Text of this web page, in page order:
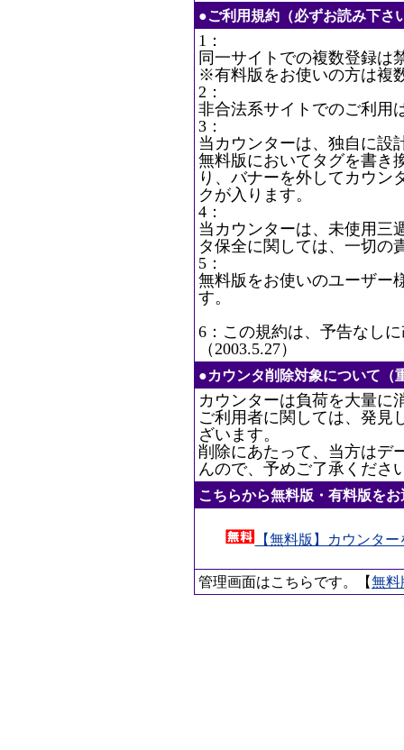
●ご利用規約（必ずお読み下さ
1：
同一サイトでの複数登録は
※有料版をお使いの方は複
2：
非合法系サイトでのご利用
3：
当カウンターは、独自に設
無料版においてタグを書き
り、バナーを外してカウン
クが入ります。
4：
当カウンターは、未使用三
タ保全に関しては、一切の
5：
無料版をお使いのユーザー
す。
6：この規約は、予告なし
（2003.5.27）
●カウンタ削除対象について（
カウンターは負荷を大量に
ご利用者に関しては、発見
ざいます。
削除にあたって、当方はデ
んので、予めご了承くださ
こちらから無料版・有料版を
【無料版】カウンタ
管理画面はこちらです。【無料